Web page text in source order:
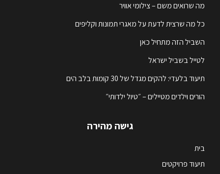
מה שרואים משם – צילומי אוויר
כל מה שרצית לדעת על מאגרי תמונות וקליפים
השביל הזה מתחיל כאן
לטייל בשביל ישראל
תיעוד בלעדי: להקים מגדל של 30 קומות בלב הים
הורים וילדים מטיילים – ״טיול ילדותי״
גישה מהירה
בית
תיעוד פרויקטים